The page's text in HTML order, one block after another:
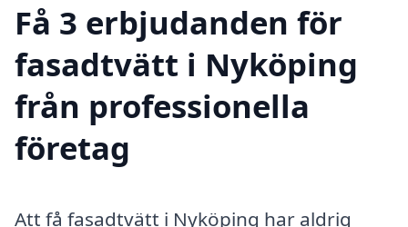
Få 3 erbjudanden för
fasadtvätt i Nyköping
från professionella
företag
Att få fasadtvätt i Nyköping har aldrig